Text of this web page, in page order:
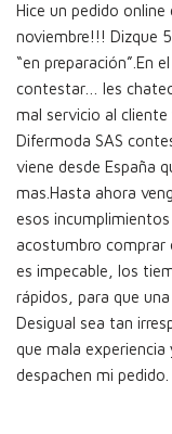
Hice un pedido
noviembre!!! Dizque
“en preparación”.En
contestar… les
mal servicio al
Difermoda SAS
viene desde España
mas.Hasta ahora
esos
acostumbro comprar
es impecable, los
rápidos, para que
Desigual sea tan
que mala experiencia
despachen mi pedido.